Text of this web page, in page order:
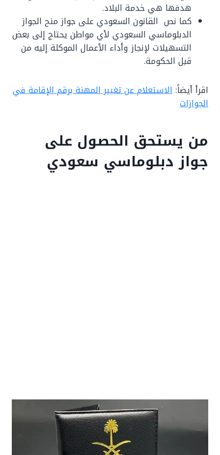
هدفها هي خدمة البلاد.
كما نص القانون السعودي على جواز منح الجواز
الدبلوماسي السعودي لأي مواطن يحتاج إلى بعض
التسهيلات لإنجاز وأداء الأعمال الموكلة إليه من
قبل الحكومة.
اقرأ أيضاً: الاستعلام عن تغيير المهنة برقم الإقامة في
الجوازات
من يستحق الحصول على
جواز دبلوماسي سعودي